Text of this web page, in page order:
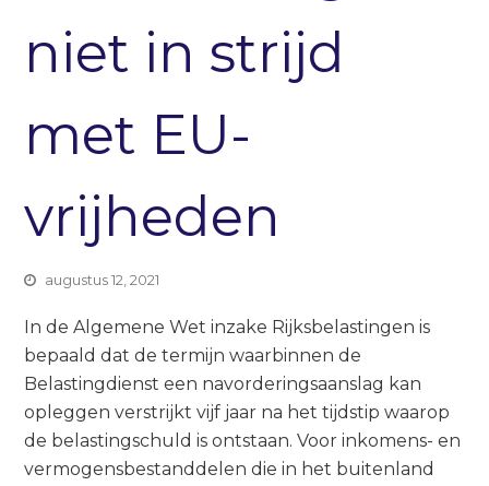
niet in strijd
met EU-
vrijheden
augustus 12, 2021
In de Algemene Wet inzake Rijksbelastingen is
bepaald dat de termijn waarbinnen de
Belastingdienst een navorderingsaanslag kan
opleggen verstrijkt vijf jaar na het tijdstip waarop
de belastingschuld is ontstaan. Voor inkomens- en
vermogensbestanddelen die in het buitenland